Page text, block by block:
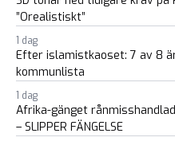
”Orealistiskt”
1 dag
Efter islamistkaoset: 7 av 8
kommunlista
1 dag
Afrika-gänget
– SLIPPER FÄNGELSE